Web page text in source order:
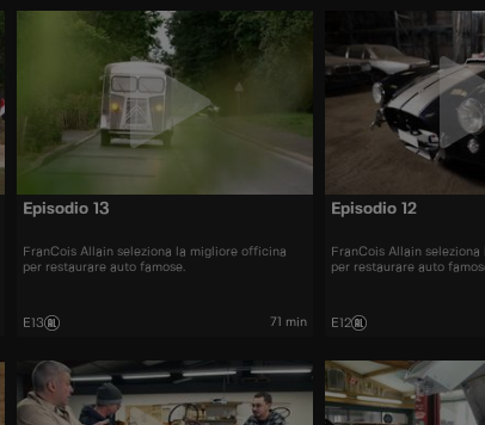
Episodio 13
FranCois Allain seleziona la migliore officina
per restaurare auto famose.
E13 71 min
Episodio 12
FranCois Allain
per restaurare auto
E12